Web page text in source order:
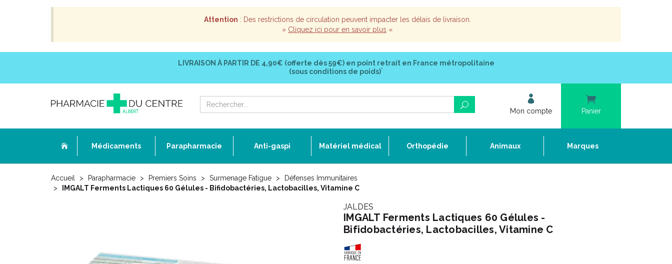
Attention : Des restrictions de circulation peuvent impacter les délais de livraison.
» Cliquez ici pour en savoir plus «
LIVRAISON À PARTIR DE 4,90€ (offerte dès 59€) en point retrait en France métropolitaine
(sous conditions de poids)*
Mon compte Panier
Médicaments Parapharmacie Anti-gaspi Matériel médical Orthopédie Animaux Marques
Accueil Parapharmacie Premiers Soins Surmenage Fatigue
Défenses Immunitaires
IMGALT Ferments Lactiques 60 Gélules - Bifidobactéries, Lactobacilles, Vitamine C
JALDES
IMGALT Ferments Lactiques 60 Gélules -
Bifidobactéries, Lactobacilles, Vitamine C